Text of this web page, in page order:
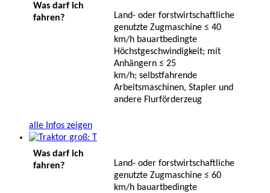
Was darf ich
fahren?
Land- oder forstwirtschaftliche
genutzte Zugmaschine ≤ 40
km/h bauartbedingte
Höchstgeschwindigkeit; mit
Anhängern ≤ 25
km/h; selbstfahrende
Arbeitsmaschinen, Stapler und
andere Flurförderzeug
alle Infos zeigen
Was darf ich
fahren?
Land- oder forstwirtschaftliche
genutzte Zugmaschine ≤ 60
km/h bauartbedingte